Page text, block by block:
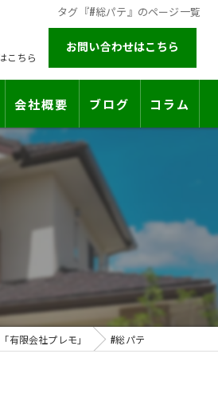
タグ『#総パテ』のページ一覧
こちら
お問い合わせはこちら
後に頼る専門工事
会社概要
施工対応エリア
ブログ コラム
有限会社プレモ」 #総パテ